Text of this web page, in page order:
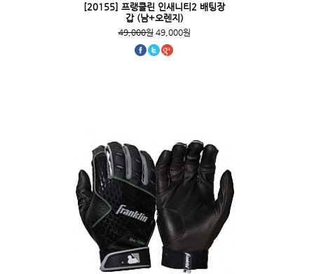
[20155] 프랭클린 인새니티2 배팅장
갑 (남+오렌지)
49,000원49,000원